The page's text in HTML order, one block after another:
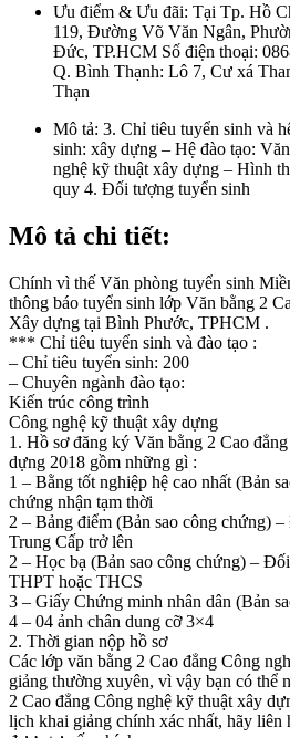
Ưu điểm & Ưu đãi: Tại Tp. Hồ
119, Đường Võ Văn Ngân,
Đức, TP.HCM Số điện thoại:
Q. Bình Thạnh: Lô 7, Cư xá
Thạn
Mô tả: 3. Chỉ tiêu tuyển sinh và
sinh: xây dựng – Hệ đào tạo:
nghệ kỹ thuật xây dựng – Hình
quy 4. Đối tượng tuyển sinh
Mô tả chi tiết:
Chính vì thế Văn phòng tuyển sinh
thông báo tuyển sinh lớp Văn bằng 2
Xây dựng tại Bình Phước, TPHCM .
*** Chỉ tiêu tuyển sinh và đào tạo :
– Chỉ tiêu tuyển sinh: 200
– Chuyên ngành đào tạo:
Kiến trúc công trình
Công nghệ kỹ thuật xây dựng
1. Hồ sơ đăng ký Văn bằng 2 Cao
dựng 2018 gồm những gì :
1 – Bằng tốt nghiệp hệ cao nhất (Bản
chứng nhận tạm thời
2 – Bảng điểm (Bản sao công chứng)
Trung Cấp trở lên
2 – Học bạ (Bản sao công chứng) –
THPT hoặc THCS
3 – Giấy Chứng minh nhân dân (Bản
4 – 04 ảnh chân dung cỡ 3×4
2. Thời gian nộp hồ sơ
Các lớp văn bằng 2 Cao đẳng Công
giảng thường xuyên, vì vậy bạn có thể
2 Cao đẳng Công nghệ kỹ thuật xây
lịch khai giảng chính xác nhất, hãy liên